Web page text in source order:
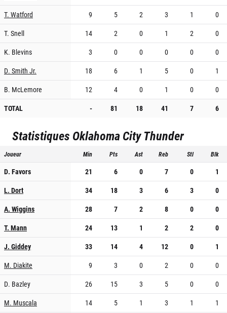
T. Watford
9 5 2 3 1
0
T. Snell
14 2 0 1 2
0
K. Blevins
3 0 0 0 0
0
D. Smith Jr.
18 6 1 5 0
1
B. McLemore
12 4 0 1 0
0
TOTAL
- 81 18 41 7 6
Statistiques Oklahoma City Thunder
Joueur Min Pts Ast Reb Stl Blk
D. Favors 21 6 0 7 0
1
L. Dort
34 18 3 6 3
0
A. Wiggins
28 7 2 8 0
0
T. Mann
24 13 1 2 2
0
J. Giddey
33 14 4 12 0
1
M. Diakite
9 3 0 2 0
0
D. Bazley
26 15 3 5 0
0
M. Muscala
14 5 1 3 1
1